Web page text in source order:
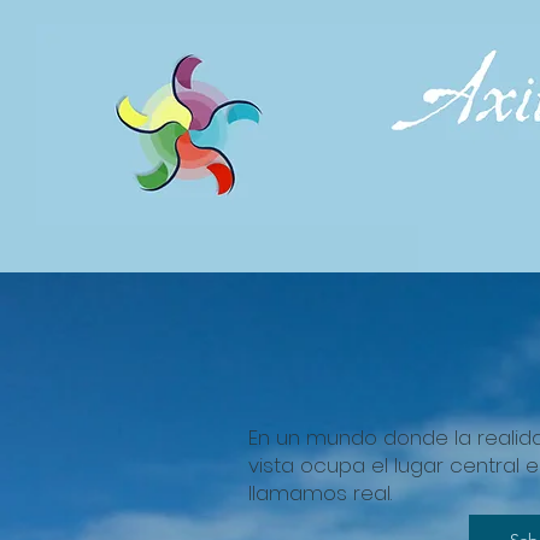
En un mundo donde la
vista ocupa el lugar central
llamamos real.